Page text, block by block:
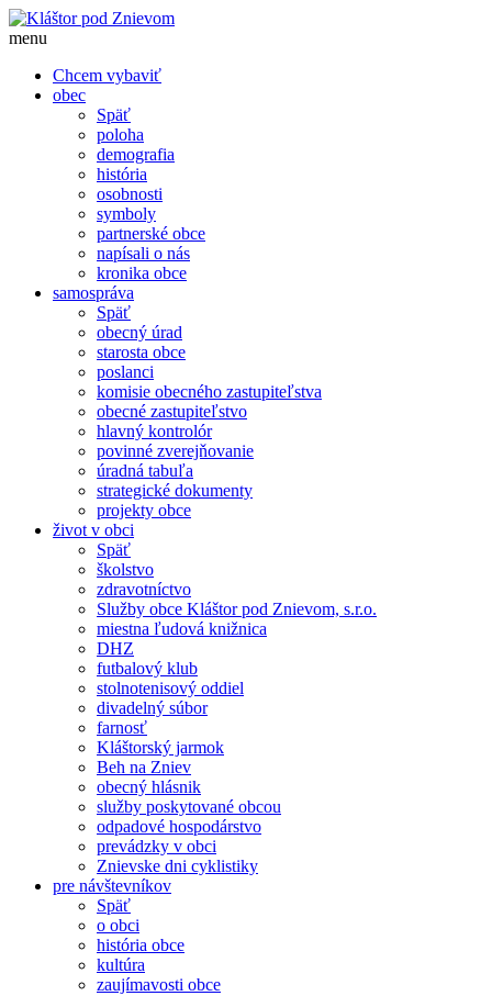
menu
Chcem vybaviť
obec
Späť
poloha
demografia
história
osobnosti
symboly
partnerské obce
napísali o nás
kronika obce
samospráva
Späť
obecný úrad
starosta obce
poslanci
komisie obecného zastupiteľstva
obecné zastupiteľstvo
hlavný kontrolór
povinné zverejňovanie
úradná tabuľa
strategické dokumenty
projekty obce
život v obci
Späť
školstvo
zdravotníctvo
Služby obce Kláštor pod Znievom, s.r.o.
miestna ľudová knižnica
DHZ
futbalový klub
stolnotenisový oddiel
divadelný súbor
farnosť
Kláštorský jarmok
Beh na Zniev
obecný hlásnik
služby poskytované obcou
odpadové hospodárstvo
prevádzky v obci
Znievske dni cyklistiky
pre návštevníkov
Späť
o obci
história obce
kultúra
zaujímavosti obce